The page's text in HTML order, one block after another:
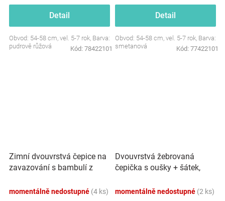
Detail
Obvod: 54-58 cm, vel. 5-7 rok, Barva:
pudrově růžová
Kód: 78422101
Detail
Obvod: 54-58 cm, vel. 5-7 rok, Barva:
smetanová
Kód: 77422101
Zimní dvouvrstvá čepice na
zavazování s bambulí z
béžová
momentálně nedostupné (4 ks)
Dvouvrstvá žebrovaná
čepička s oušky + šátek,
momentálně nedostupné (2 ks)